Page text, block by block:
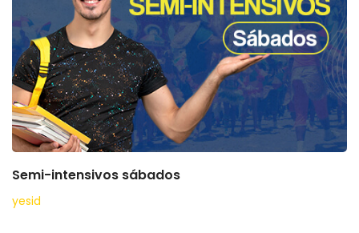
Semi-intensivos sábados
yesid